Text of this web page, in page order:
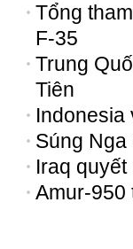
Tổng
F-35
Trung
Tiên
Indonesia
Súng
Iraq
Amur-950